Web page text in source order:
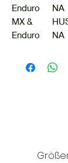
Enduro
NA
MX &
Enduro
NA